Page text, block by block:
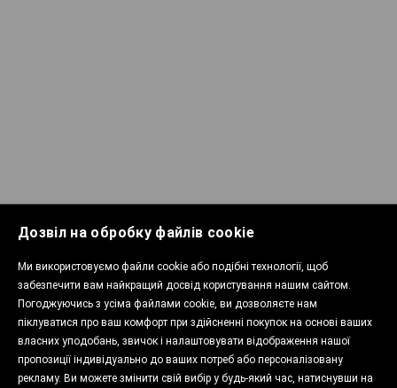
Дозвіл на обробку файлів cookie
Ми використовуємо файли cookie або подібні технології, щоб
забезпечити вам найкращий досвід користування нашим сайтом.
Погоджуючись з усіма файлами cookie, ви дозволяєте нам
піклуватися про ваш комфорт при здійсненні покупок на основі ваших
власних уподобань, звичок і налаштовувати відображення нашої
пропозиції індивідуально до ваших потреб або персоналізовану
рекламу. Ви можете змінити свій вибір у будь-який час, натиснувши на